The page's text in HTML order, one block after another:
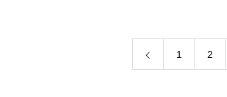
1 2